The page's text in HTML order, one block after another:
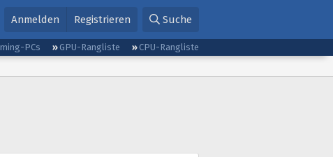
Anmelden Registrieren Suche
PCs GPU-Rangliste
CPU-Rangliste